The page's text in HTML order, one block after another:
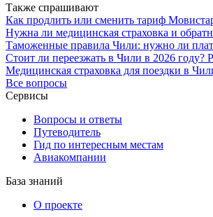
Также спрашивают
Как продлить или сменить тариф
Нужна ли медицинская страховка и
Таможенные правила Чили: нужно ли
Стоит ли переезжать в Чили в 2026 году?
Медицинская страховка для поездки в
Все вопросы
Сервисы
Вопросы и ответы
Путеводитель
Гид по интересным местам
Авиакомпании
База знаний
О проекте